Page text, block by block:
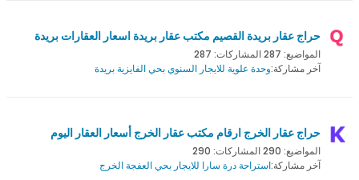
حراج عقار بريدة القصيم مكتب عقار بريدة اسعار العقارات بريدة
المواضيع: 287 المشاركات: 287
آخر مشاركة:وحدة علوية للايجار السنوي بحي الفايزية بريدة
حراج عقار الخرج ارقام مكتب عقار الخرج أسعار العقار اليوم
المواضيع: 290 المشاركات: 290
آخر مشاركة:استراحة درة سارا للايجار بحي العفجة الخرج